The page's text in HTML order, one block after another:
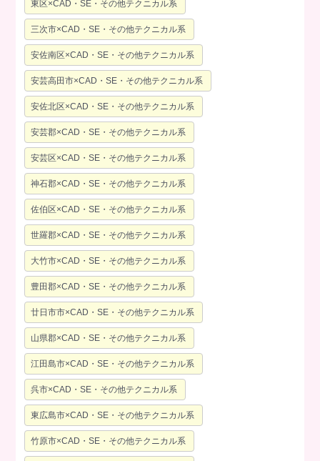
東区×CAD・SE・その他テクニカル系
三次市×CAD・SE・その他テクニカル系
安佐南区×CAD・SE・その他テクニカル系
安芸高田市×CAD・SE・その他テクニカル系
安佐北区×CAD・SE・その他テクニカル系
安芸郡×CAD・SE・その他テクニカル系
安芸区×CAD・SE・その他テクニカル系
神石郡×CAD・SE・その他テクニカル系
佐伯区×CAD・SE・その他テクニカル系
世羅郡×CAD・SE・その他テクニカル系
大竹市×CAD・SE・その他テクニカル系
豊田郡×CAD・SE・その他テクニカル系
廿日市市×CAD・SE・その他テクニカル系
山県郡×CAD・SE・その他テクニカル系
江田島市×CAD・SE・その他テクニカル系
呉市×CAD・SE・その他テクニカル系
東広島市×CAD・SE・その他テクニカル系
竹原市×CAD・SE・その他テクニカル系